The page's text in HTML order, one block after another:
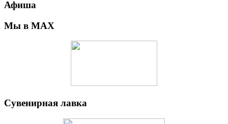
Афиша
Мы в MAX
Сувенирная лавка